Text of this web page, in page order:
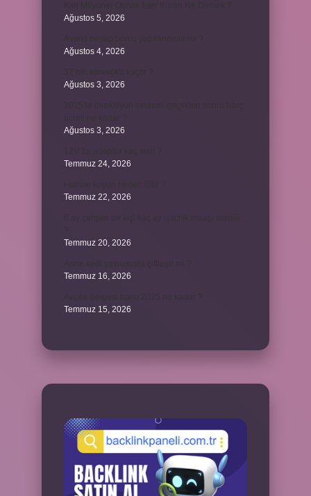
Ağustos 5, 2026
Ağustos 4, 2026
Ağustos 3, 2026
Ağustos 3, 2026
Temmuz 24, 2026
Temmuz 22, 2026
Temmuz 20, 2026
Temmuz 16, 2026
Temmuz 15, 2026